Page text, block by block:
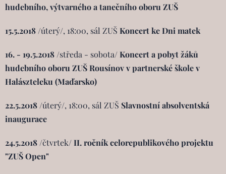
hudebního, výtvarného a tanečníhooboru ZUŠ
15.5.2018 /úterý/, 18:00, sál ZUŠ Koncert ke Dni matek
16. - 19.5.2018 /středa - sobota/Koncert a pobyt žáků
hudebního oboru ZUŠ Rousínovv partnerské škole v
Halászteleku (Maďarsko)
22.5.2018 /úterý/, 18:00, sál ZUŠ Slavnostní absolventská
inaugurace
24.5.2018 /čtvrtek/II. ročník celorepublikového projektu
"ZUŠ Open"